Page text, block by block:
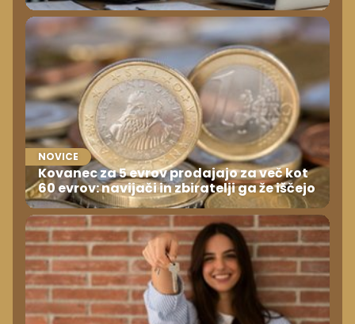
NOVICE
Kovanec za 5 evrov prodajajo za več kot
60 evrov: navijači in zbiratelji ga že iščejo